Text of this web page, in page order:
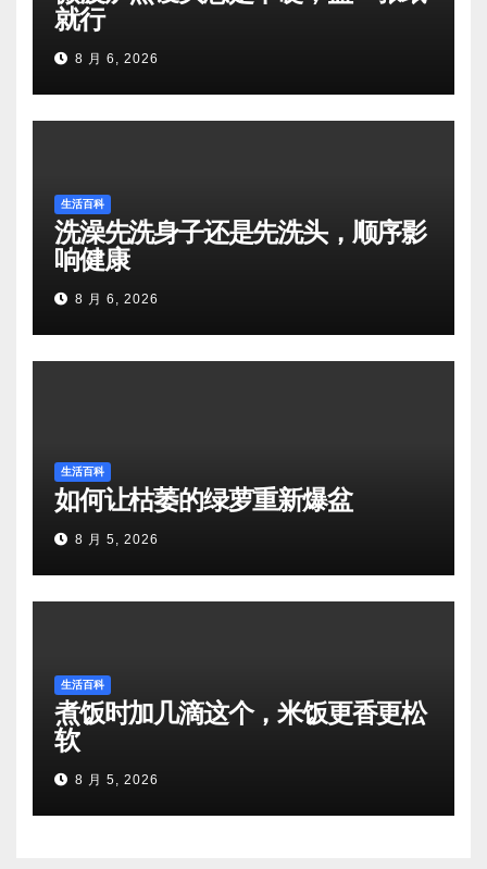
就行
8 月 6, 2026
生活百科
洗澡先洗身子还是先洗头，顺序影
响健康
8 月 6, 2026
生活百科
如何让枯萎的绿萝重新爆盆
8 月 5, 2026
生活百科
煮饭时加几滴这个，米饭更香更松
软
8 月 5, 2026